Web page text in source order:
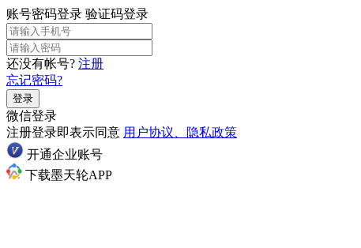
账号密码登录 验证码登录
还没有帐号? 注册
忘记密码?
登录
微信登录
注册登录即表示同意 用户协议、隐私政策
开通企业账号
下载墨天轮APP